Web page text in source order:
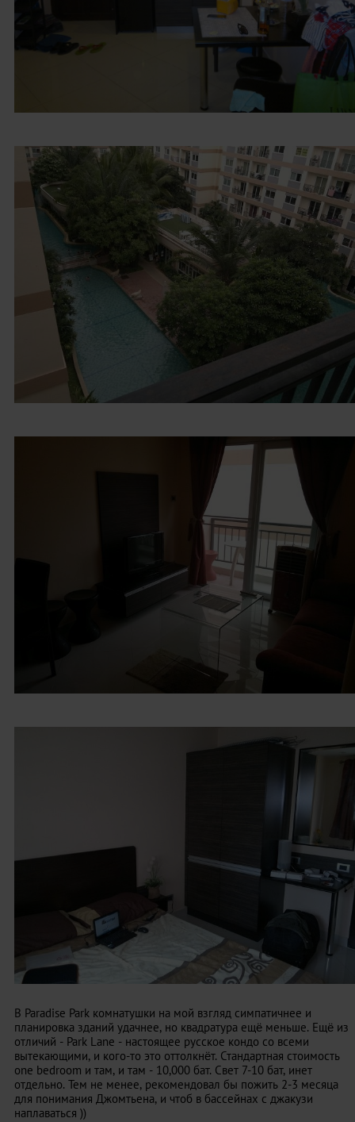
В Paradise Park комнатушки на мой взгляд симпатичнее и
планировка зданий удачнее, но квадратура ещё меньше. Ещё из
отличий - Park Lane - настоящее русское кондо со всеми
вытекающими, и кого-то это оттолкнёт. Стандартная стоимость
one bedroom и там, и там - 10,000 бат. Свет 7-10 бат, инет
отдельно. Тем не менее, рекомендовал бы пожить 2-3 месяца
для понимания Джомтьена, и чтоб в бассейнах с джакузи
наплаваться ))